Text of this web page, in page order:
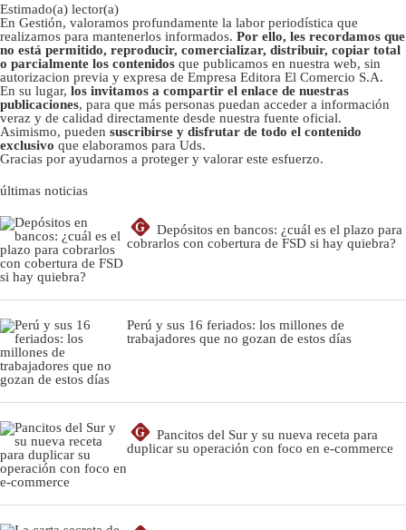
Estimado(a) lector(a)
En Gestión, valoramos profundamente la labor periodística que
realizamos para mantenerlos informados. Por ello, les recordamos que
no está permitido, reproducir, comercializar, distribuir, copiar total
o parcialmente los contenidos que publicamos en nuestra web, sin
autorizacion previa y expresa de Empresa Editora El Comercio S.A.
En su lugar, los invitamos a compartir el enlace de nuestras
publicaciones, para que más personas puedan acceder a información
veraz y de calidad directamente desde nuestra fuente oficial.
Asimismo, pueden suscribirse y disfrutar de todo el contenido
exclusivo que elaboramos para Uds.
Gracias por ayudarnos a proteger y valorar este esfuerzo.
últimas noticias
G
Depósitos en bancos: ¿cuál es el plazo para
cobrarlos con cobertura de FSD si hay quiebra?
Perú y sus 16 feriados: los millones de
trabajadores que no gozan de estos días
G
Pancitos del Sur y su nueva receta para
duplicar su operación con foco en e-commerce